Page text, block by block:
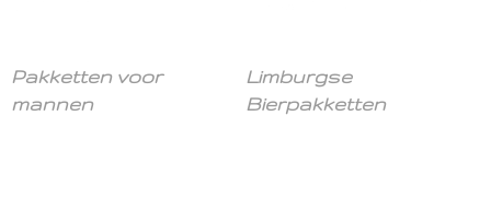
Pakketten voor
mannen
Limburgse
Bierpakketten